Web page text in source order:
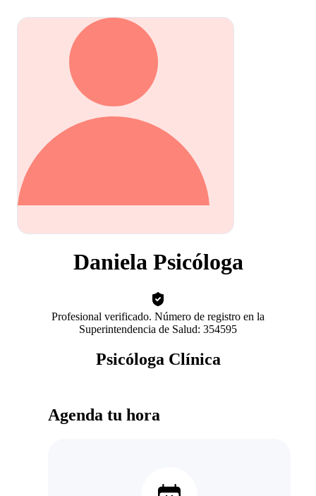
Daniela Psicóloga
Profesional verificado. Número de registro en la
Superintendencia de Salud: 354595
Psicóloga Clínica
Agenda tu hora